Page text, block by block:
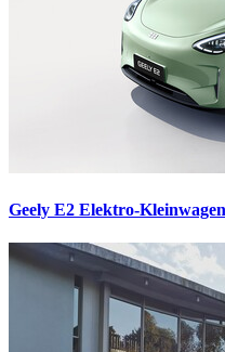
Geely E2 Elektro-